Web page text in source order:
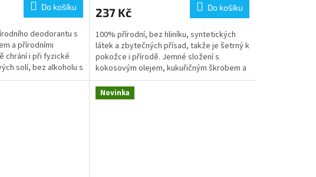
Do košíku
deodorantu s
a přírodními
chrání i při fyzické
solí, bez alkoholu s
237 Kč Do košíku
100% přírodní, bez hliníku, syntetických
látek a zbytečných přísad, takže je šetrný k
pokožce i přírodě. Jemné složení s
kokosovým olejem, kukuřičným škrobem a
jedlou sodou...
Novinka